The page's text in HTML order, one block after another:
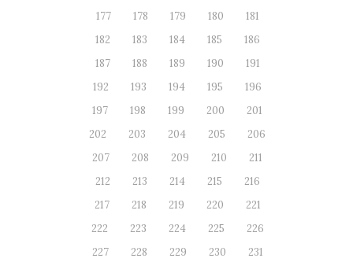
177
178 179 180
181
182
183 184 185
186
187
188 189 190
191
192
193 194 195
196
197
198 199 200
201
202
203 204 205
206
207
208 209 210
211
212
213 214 215
216
217
218 219 220
221
222
223 224 225
226
227
228 229 230
231